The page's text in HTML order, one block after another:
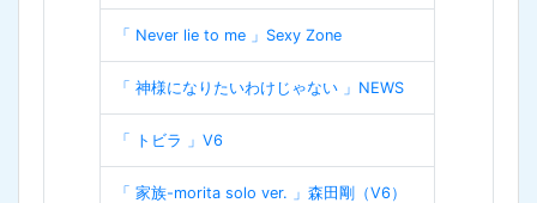
「 Never lie to me 」Sexy Zone
「 神様になりたいわけじゃない 」NEWS
「 トビラ 」V6
「 家族-morita solo ver. 」森田剛（V6）